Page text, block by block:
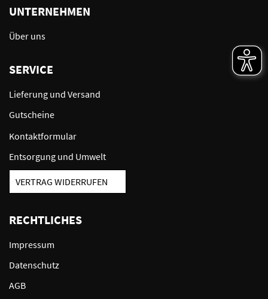
UNTERNEHMEN
Über uns
SERVICE
Lieferung und Versand
Gutscheine
Kontaktformular
Entsorgung und Umwelt
VERTRAG WIDERRUFEN
RECHTLICHES
Impressum
Datenschutz
AGB